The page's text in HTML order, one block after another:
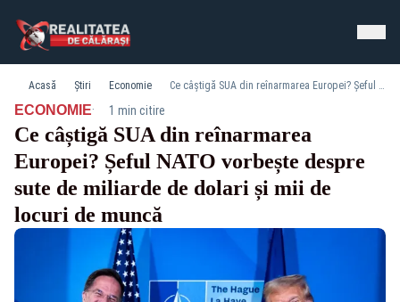
Acasă Știri Economie Ce câștigă SUA din reînarmarea Europei? Șeful NATO vorbește despre sute de miliarde de dolari și mii de locuri de muncă
ECONOMIE· 1 min citire
Ce câștigă SUA din reînarmarea
Europei? Șeful NATO vorbește despre
sute de miliarde de dolari și mii de
locuri de muncă